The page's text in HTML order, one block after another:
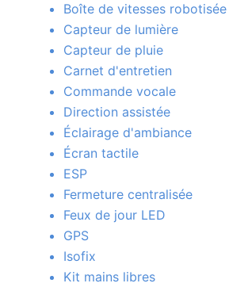
Boîte de vitesses robotisée
Capteur de lumière
Capteur de pluie
Carnet d'entretien
Commande vocale
Direction assistée
Éclairage d'ambiance
Écran tactile
ESP
Fermeture centralisée
Feux de jour LED
GPS
Isofix
Kit mains libres